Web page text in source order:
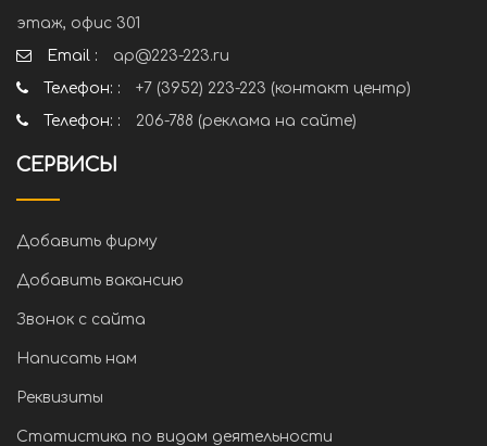
этаж, офис 301
Email :
ap@223-223.ru
Телефон: :
+7 (3952) 223-223 (контакт центр)
Телефон: :
206-788 (реклама на сайте)
СЕРВИСЫ
Добавить фирму
Добавить вакансию
Звонок с сайта
Написать нам
Реквизиты
Статистика по видам деятельности